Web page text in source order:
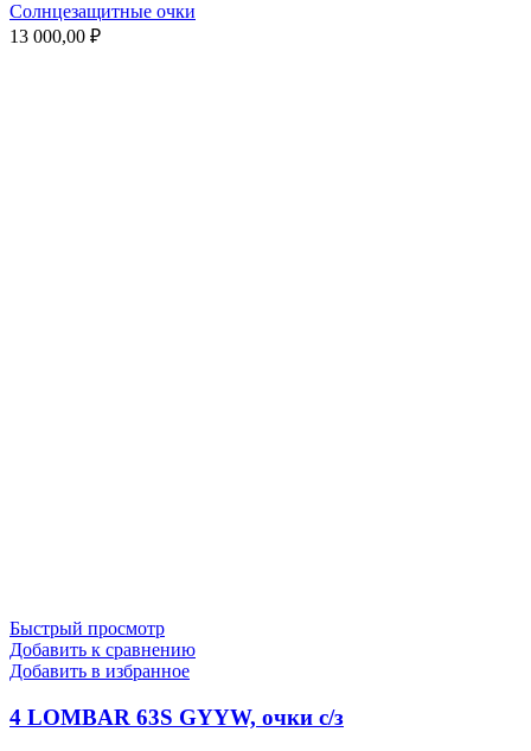
Солнцезащитные очки
13 000,00 ₽
Быстрый просмотр
Добавить к сравнению
Добавить в избранное
4 LOMBAR 63S GYYW, очки с/з